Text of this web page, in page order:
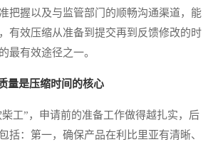
把握以及与监管部门的顺畅沟通渠道，能
有效压缩从准备到提交再到反馈修改的时
最有效途径之一。
量是压缩时间的核心
”，申请前的准备工作做得越扎实，后
括：第一，确保产品在利比里亚有清晰、